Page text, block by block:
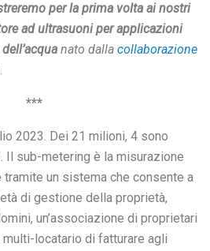
per la prima volta ai nostri
ad ultrasuoni per applicazioni
nato dalla collaborazione
***
2023. Dei 21 milioni, 4 sono
Il sub-metering è la misurazione
un sistema che consente a
di gestione della proprietà,
un’associazione di proprietari
locatario di fatturare agli